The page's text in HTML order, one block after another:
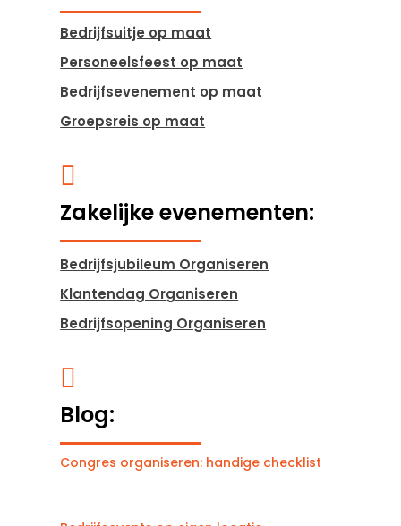
Bedrijfsuitje op maat
Personeelsfeest op maat
Bedrijfsevenement op maat
Groepsreis op maat

Zakelijke evenementen:
Bedrijfsjubileum Organiseren
Klantendag Organiseren
Bedrijfsopening Organiseren

Blog:
Congres organiseren: handige checklist